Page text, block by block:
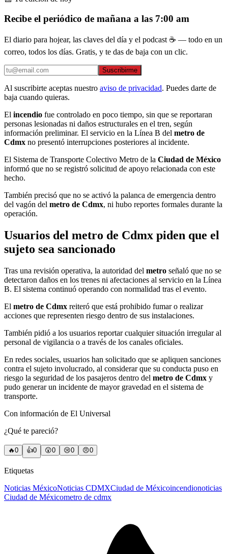
Recibe el periódico de mañana a las 7:00 am
El diario para hojear, las claves del día y el podcast ☕ — todo en un
correo, todos los días. Gratis, y te das de baja con un clic.
Suscribirme
Al suscribirte aceptas nuestro aviso de privacidad. Puedes darte de
baja cuando quieras.
El incendio fue controlado en poco tiempo, sin que se reportaran
personas lesionadas ni daños estructurales en el tren, según
información preliminar. El servicio en la Línea B del metro de
Cdmx no presentó interrupciones posteriores al incidente.
El Sistema de Transporte Colectivo Metro de la Ciudad de México
informó que no se registró solicitud de apoyo relacionada con este
hecho.
También precisó que no se activó la palanca de emergencia dentro
del vagón del metro de Cdmx, ni hubo reportes formales durante la
operación.
Usuarios del metro de Cdmx piden que el
sujeto sea sancionado
Tras una revisión operativa, la autoridad del metro señaló que no se
detectaron daños en los trenes ni afectaciones al servicio en la Línea
B. El sistema continuó operando con normalidad tras el evento.
El metro de Cdmx reiteró que está prohibido fumar o realizar
acciones que representen riesgo dentro de sus instalaciones.
También pidió a los usuarios reportar cualquier situación irregular al
personal de vigilancia o a través de los canales oficiales.
En redes sociales, usuarios han solicitado que se apliquen sanciones
contra el sujeto involucrado, al considerar que su conducta puso en
riesgo la seguridad de los pasajeros dentro del metro de Cdmx y
pudo generar un incidente de mayor gravedad en el sistema de
transporte.
Con información de El Universal
¿Qué te pareció?
🔥0 👍0 😲0 😢0 😠0
Etiquetas
Noticias MéxicoNoticias CDMXCiudad de Méxicoincendionoticias
Ciudad de Méxicometro de cdmx